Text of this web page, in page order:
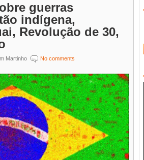
guerras
indígena,
Revolução de 30,
Martinho No comments